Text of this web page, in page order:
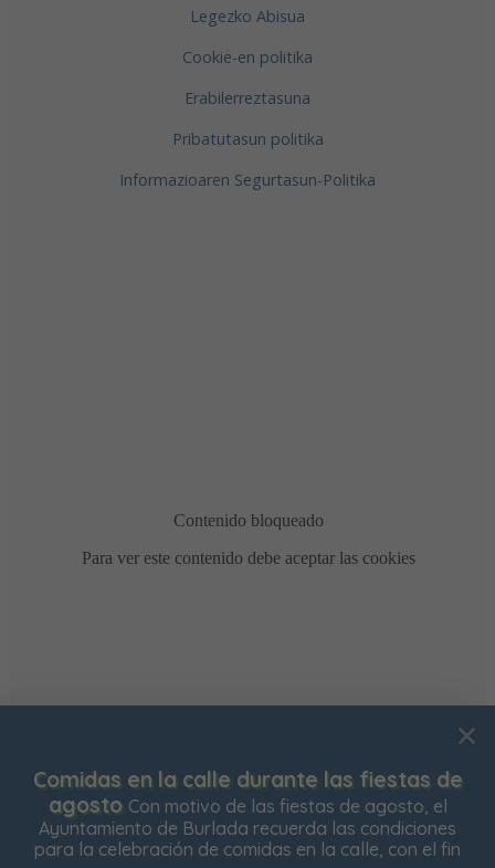
está abierto el plazo para solicitar la bonificación del
Impuesto de Contribución Territorial para el próximo
ejercicio. Las personas propietarias de su vivienda
habitual
Legezko Abisua
Cookie-en politika
Erabilerreztasuna
Pribatutasun politika
Informazioaren Segurtasun-Politika
Usamos cookies para mejorar su experiencia de
navegación en nuestra web, para mostrarle contenidos
personalizados y analizar el tráfico de nuestra web.